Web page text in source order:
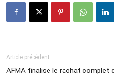
Article précédent
AFMA finalise le rachat complet